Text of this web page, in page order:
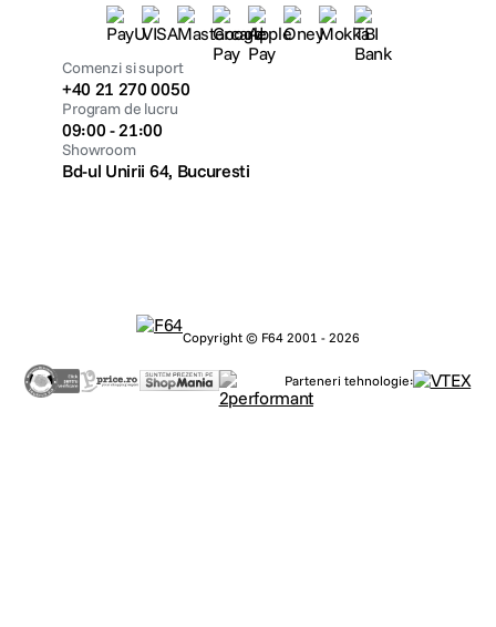
Comenzi si suport
+40 21 270 0050
Program de lucru
09:00 - 21:00
Showroom
Bd-ul Unirii 64, Bucuresti
Copyright © F64 2001 - 2026
Parteneri tehnologie: